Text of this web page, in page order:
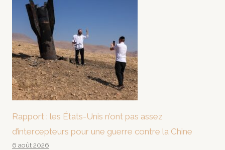
Rapport : les États-Unis n’ont pas assez
d’intercepteurs pour une guerre contre la Chine
6 août 2026